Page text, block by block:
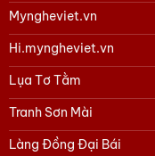
Myngheviet.vn
Hi.myngheviet.vn
Lụa Tơ Tằm
Tranh Sơn Mài
Làng Đồng Đại Bái